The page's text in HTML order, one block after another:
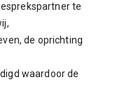
te
de oprichting
waardoor de